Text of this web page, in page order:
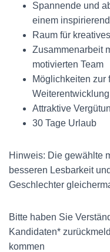
Spannende und
einem
Raum für
Zusammenarbeit
motivierten Team
Möglichkeiten zur
Weiterentwicklung
Attraktive
30 Tage Urlaub
Hinweis: Die gewählte
besseren Lesbarkeit
Geschlechter
Bitte haben Sie
Kandidaten*
kommen